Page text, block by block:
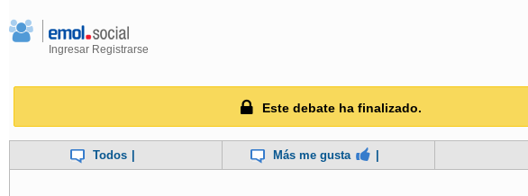
Ingresar Registrarse
Este debate ha finalizado.
Todos Más me gusta